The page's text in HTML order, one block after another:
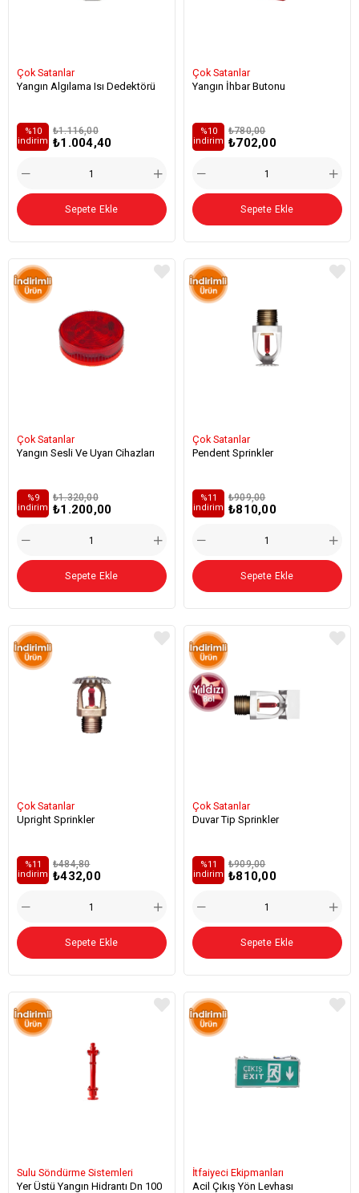
Çok Satanlar
Yangın Algılama Isı Dedektörü
₺1.004,40
₺1.116,00
%10
i̇ndirim
Sepete Ekle
Çok Satanlar
Yangın İhbar Butonu
₺702,00
₺780,00
%10
i̇ndirim
Sepete Ekle
Çok Satanlar
Yangın Sesli Ve Uyarı Cihazları
₺1.200,00
₺1.320,00
%9
i̇ndirim
Sepete Ekle
Çok Satanlar
Pendent Sprinkler
₺810,00
₺909,00
%11
i̇ndirim
Sepete Ekle
Çok Satanlar
Upright Sprinkler
₺432,00
₺484,80
%11
i̇ndirim
Sepete Ekle
Çok Satanlar
Duvar Tip Sprinkler
₺810,00
₺909,00
%11
i̇ndirim
Sepete Ekle
Sulu Söndürme Sistemleri
Yer Üstü Yangın Hidrantı Dn 100
İtfaiyeci Ekipmanları
Acil Çıkış Yön Levhası